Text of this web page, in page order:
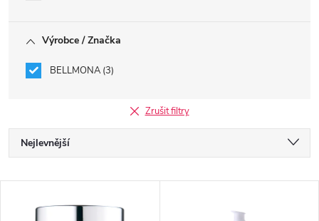
Výrobce / Značka
BELLMONA 3
Zrušit filtry
Ř
a
Nejlevnější